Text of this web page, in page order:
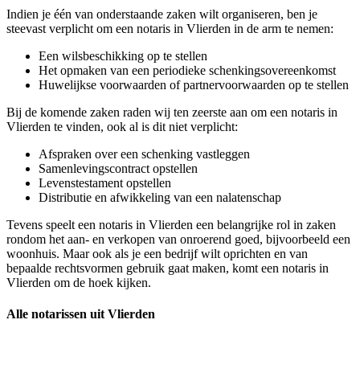
Indien je één van onderstaande zaken wilt organiseren, ben je
steevast verplicht om een notaris in Vlierden in de arm te nemen:
Een wilsbeschikking op te stellen
Het opmaken van een periodieke schenkingsovereenkomst
Huwelijkse voorwaarden of partnervoorwaarden op te stellen
Bij de komende zaken raden wij ten zeerste aan om een notaris in
Vlierden te vinden, ook al is dit niet verplicht:
Afspraken over een schenking vastleggen
Samenlevingscontract opstellen
Levenstestament opstellen
Distributie en afwikkeling van een nalatenschap
Tevens speelt een notaris in Vlierden een belangrijke rol in zaken
rondom het aan- en verkopen van onroerend goed, bijvoorbeeld een
woonhuis. Maar ook als je een bedrijf wilt oprichten en van
bepaalde rechtsvormen gebruik gaat maken, komt een notaris in
Vlierden om de hoek kijken.
Alle notarissen uit Vlierden